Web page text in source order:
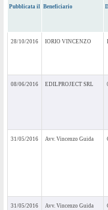
Pubblicata il Beneficiario
28/10/2016 IORIO VINCENZO
08/06/2016 EDILPROJECT SRL
31/05/2016 Avv. Vincenzo Guida
31/05/2016 Avv. Vincenzo Guida